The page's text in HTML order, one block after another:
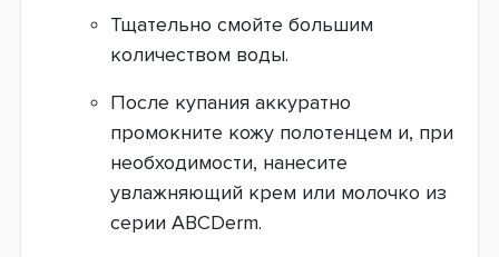
Тщательно смойте большим
количеством воды.
После купания аккуратно
промокните кожу полотенцем и, при
необходимости, нанесите
увлажняющий крем или молочко из
серии ABCDerm.